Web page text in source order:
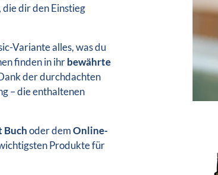
dir den Einstieg
Variante alles, was du
finden in ihrbewährte
der durchdachten
– die enthaltenen
Buchoder demOnline-
Produkte für